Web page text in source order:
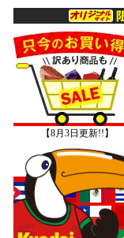
【8月3日更新!!】